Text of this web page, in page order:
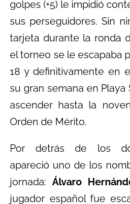
golpes (+5) le impidió
sus perseguidores. Sin
tarjeta durante la ronda
el torneo se le escapaba
18 y definitivamente en
su gran semana en
ascender hasta la
Orden de Mérito.
Por detrás de los
apareció uno de los
jornada: Álvaro
jugador español fue